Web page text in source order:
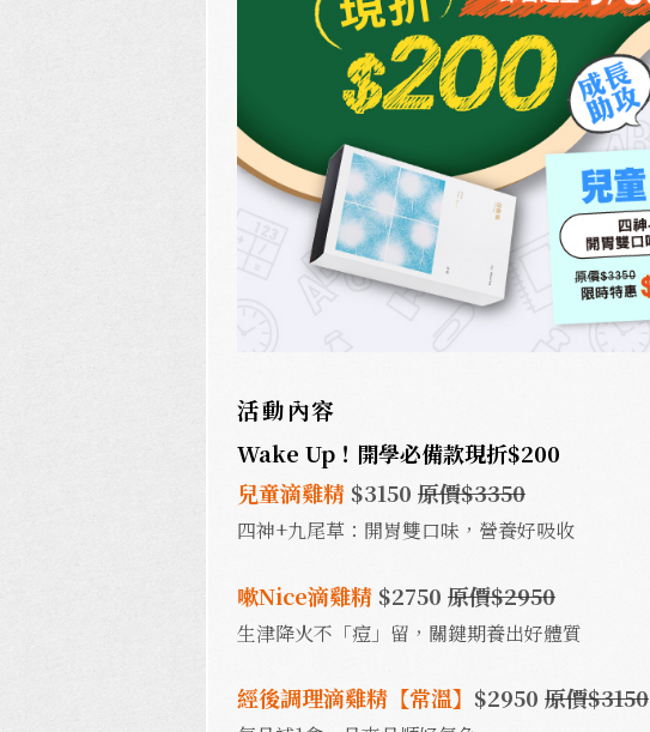
活動內容
Wake Up！開學必備款現折$200
兒童滴雞精$3150 原價$3350
四神+九尾草：開胃雙口味，營養好吸收
嗽Nice滴雞精$2750 原價$2950
生津降火不「痘」留，關鍵期養出好體質
經後調理滴雞精 【常溫】 $2950 原價$3150